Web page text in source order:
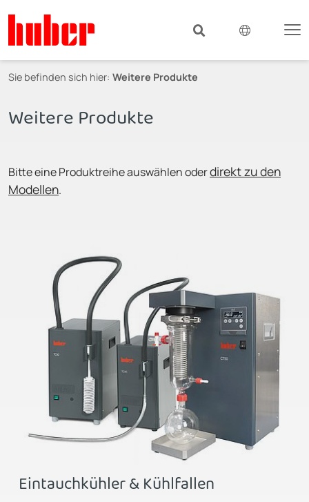
Sie befinden sich hier: Weitere Produkte
Weitere Produkte
Bitte eine Produktreihe auswählen oderdirekt zu den
Modellen.
Eintauchkühler & Kühlfallen